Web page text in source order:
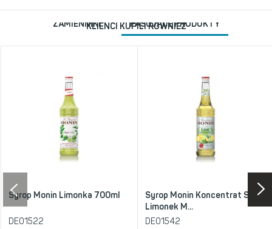
ZAMIENNIKI PASUJĄCE PRODUKTY
KLIENCI KUPILI RÓWNIEŻ
Syrop Monin Limonka 700ml
DE01522
Syrop Monin Koncentrat Sok z
Limonek M...
DE01542